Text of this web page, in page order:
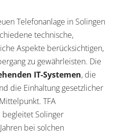
Telefonanlage in Solingen
technische,
Aspekte berücksichtigen,
zu gewährleisten. Die
IT-Systemen, die
die Einhaltung gesetzlicher
TFA
Solinger
bei solchen